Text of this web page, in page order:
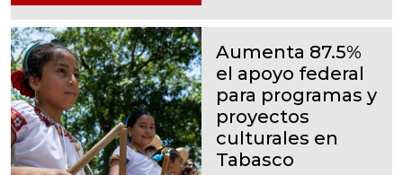
Aumenta 87.5%
el apoyo federal
para programas y
proyectos
culturales en
Tabasco